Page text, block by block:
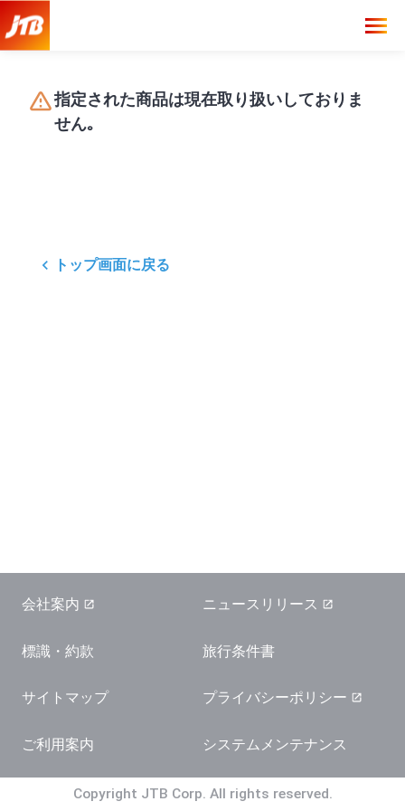
指定された商品は現在取り扱いしておりま
せん｡
トップ画面に戻る
会社案内 ニュースリリース
標識・約款 旅行条件書
サイトマップ プライバシーポリシー
ご利用案内 システムメンテナンス
Copyright JTB Corp. All rights reserved.